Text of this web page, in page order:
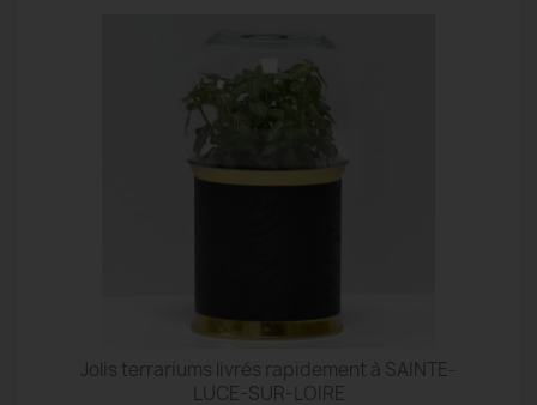
Jolis terrariums livrés rapidement à SAINTE-
LUCE-SUR-LOIRE